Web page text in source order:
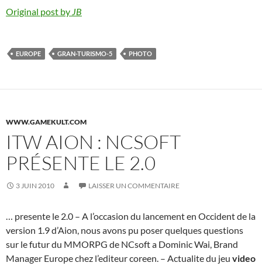
Original post by JB
EUROPE GRAN-TURISMO-5 PHOTO
WWW.GAMEKULT.COM
ITW AION : NCSOFT
PRÉSENTE LE 2.0
3 JUIN 2010 LAISSER UN COMMENTAIRE
… presente le 2.0 – A l’occasion du lancement en Occident de la
version 1.9 d’Aion, nous avons pu poser quelques questions
sur le futur du MMORPG de NCsoft a Dominic Wai, Brand
Manager Europe chez l’editeur coreen. – Actualite du jeu video